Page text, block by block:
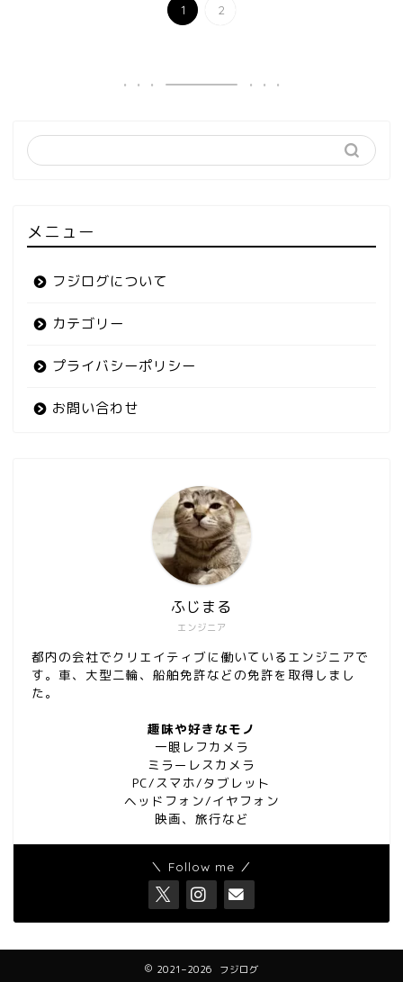
1 2
メニュー
フジログについて
カテゴリー
プライバシーポリシー
お問い合わせ
エンジニア
ふじまる
都内の会社でクリエイティブに働いているエンジニアで
す。車、大型二輪、船舶免許などの免許を取得しまし
た。
趣味や好きなモノ
一眼レフカメラ
ミラーレスカメラ
PC/スマホ/タブレット
ヘッドフォン/イヤフォン
映画、旅行など
＼ Follow me ／
2021–2026 フジログ